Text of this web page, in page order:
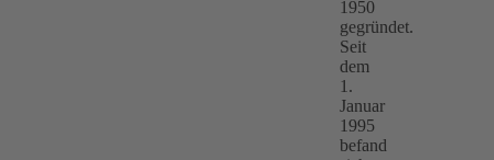
1950
gegründet.
Seit
dem
1.
Januar
1995
befand